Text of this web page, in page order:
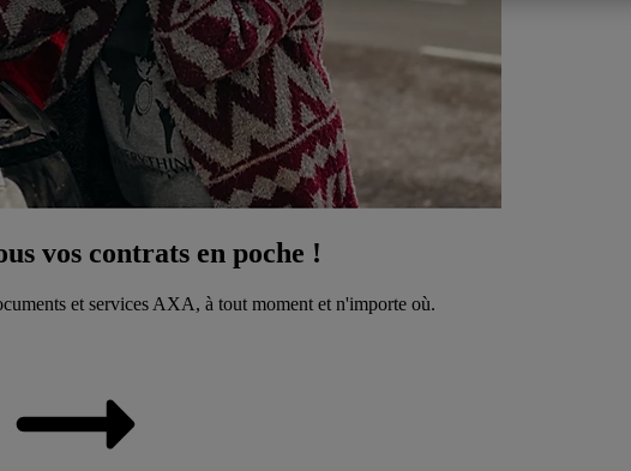
vos contrats en poche !
et services AXA, à tout moment et n'importe où.